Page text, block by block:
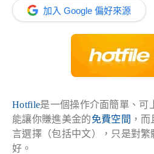
加入 Google 偏好來源
Hotfile是一個操作介面簡單、可
能讓你賺進美金的免費空間 ，
言選擇（包括中文），只是對繁
好。